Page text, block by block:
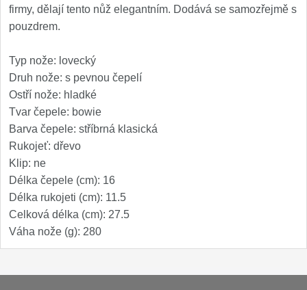
Zavírací nože
Kapesní
Taktické
Turistické
Speciální
Nože s pevnou čepelí
Taktické
firmy, dělají tento nůž elegantním. Dodává se samozřejmě s
pouzdrem.
Typ nože: lovecký
Druh nože: s pevnou čepelí
Ostří nože: hladké
Tvar čepele: bowie
Barva čepele: stříbrná klasická
Rukojeť: dřevo
Klip: ne
Délka čepele (cm): 16
Délka rukojeti (cm): 11.5
Celková délka (cm): 27.5
Váha nože (g): 280